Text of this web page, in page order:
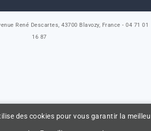
des cookies pour vous garantir la
René Descartes, 43700 Blavozy, France - 04 71 01
16 87